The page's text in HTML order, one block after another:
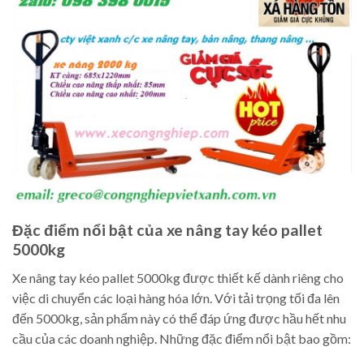
Đặc điểm nổi bật của xe nâng tay kéo pallet
5000kg
Xe nâng tay kéo pallet 5000kg được thiết kế dành riêng cho
việc di chuyển các loại hàng hóa lớn. Với tải trọng tối đa lên
đến 5000kg, sản phẩm này có thể đáp ứng được hầu hết nhu
cầu của các doanh nghiệp. Những đặc điểm nổi bật bao gồm: